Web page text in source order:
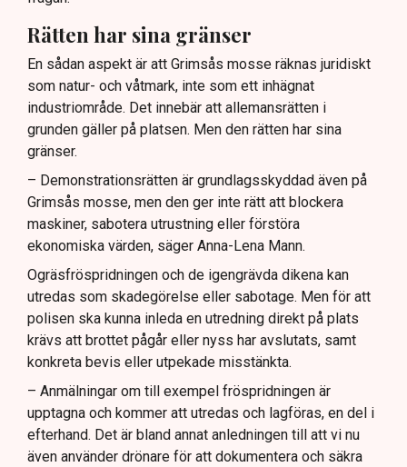
Rätten har sina gränser
En sådan aspekt är att Grimsås mosse räknas juridiskt
som natur- och våtmark, inte som ett inhägnat
industriområde. Det innebär att allemansrätten i
grunden gäller på platsen. Men den rätten har sina
gränser.
– Demonstrationsrätten är grundlagsskyddad även på
Grimsås mosse, men den ger inte rätt att blockera
maskiner, sabotera utrustning eller förstöra
ekonomiska värden, säger Anna-Lena Mann.
Ogräsfröspridningen och de igengrävda dikena kan
utredas som skadegörelse eller sabotage. Men för att
polisen ska kunna inleda en utredning direkt på plats
krävs att brottet pågår eller nyss har avslutats, samt
konkreta bevis eller utpekade misstänkta.
– Anmälningar om till exempel fröspridningen är
upptagna och kommer att utredas och lagföras, en del i
efterhand. Det är bland annat anledningen till att vi nu
även använder drönare för att dokumentera och säkra